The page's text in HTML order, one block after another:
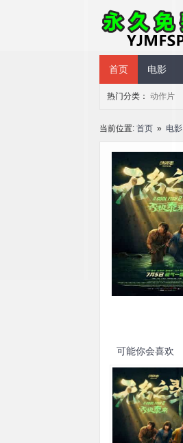
永久免费视频
首页 电影
热门分类： 动作片
当前位置: 首页 » 电影
可能你会喜欢